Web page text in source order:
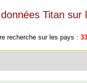
Titan
recherche sur les pays : 33